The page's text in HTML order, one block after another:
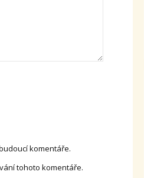
komentáře.
tohoto komentáře.